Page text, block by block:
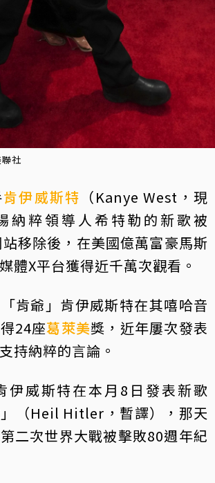
社
肯伊威斯特 （Kanye West，現
納粹領導人希特勒的新歌被
移除後，在美國億萬富豪馬斯
體X平台獲得近千萬次觀看。
肯爺」肯伊威斯特在其嘻哈音
24座葛萊美獎，近年屢次發表
持納粹的言論。
伊威斯特在本月8日發表新歌
」（Heil Hitler，暫譯），那天
二次世界大戰被擊敗80週年紀